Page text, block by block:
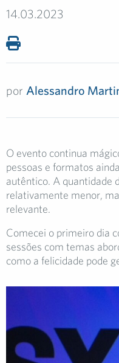
14.03.2023
por Alessandro
O evento continua
pessoas e formatos
autêntico. A quantidade
relativamente menor,
relevante.
Comecei o primeiro dia
sessões com temas
como a felicidade pode